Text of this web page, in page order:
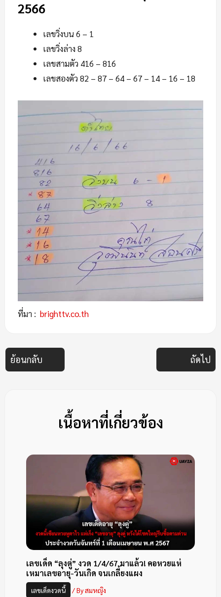
2566
เลขวิ่งบน 6 – 1
เลขวิ่งล่าง 8
เลขสามตัว 416 – 816
เลขสองตัว 82 – 87 – 64 – 67 – 14 – 16 – 18
ที่มา : brighttv.co.th
ย้อนกลับ ถัดไป
เนื้อหาที่เกี่ยวข้อง
เลขเด็ด “ลุงตู่” งวด 1/4/67 มาแล้ว! คอหวยแห่
เหมาเลขอายุ-วันเกิด จนเกลี้ยงแผง
เลขเด็ดงวดนี้ / Byสมหญิง